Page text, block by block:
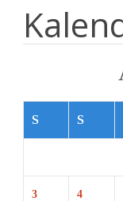
S S
3 4